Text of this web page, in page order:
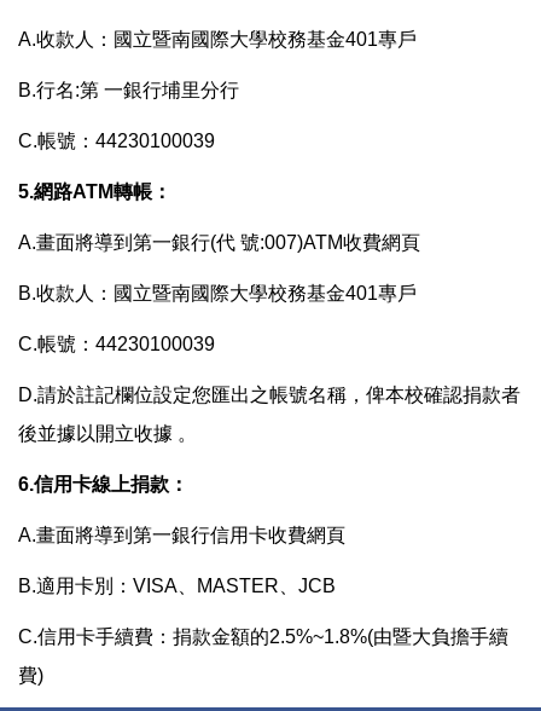
A.收款人：國立暨南國際大學校務基金401專戶
B.行名:第 一銀行埔里分行
C.帳號：44230100039
5.網路ATM轉帳：
A.畫面將導到第一銀行(代 號:007)ATM收費網頁
B.收款人：國立暨南國際大學校務基金401專戶
C.帳號：44230100039
D.請於註記欄位設定您匯出之帳號名稱，俾本校確認捐款者
後並據以開立收據 。
6.信用卡線上捐款：
A.畫面將導到第一銀行信用卡收費網頁
B.適用卡別：VISA、MASTER、JCB
C.信用卡手續費：捐款金額的2.5%~1.8%(由暨大負擔手續
費)